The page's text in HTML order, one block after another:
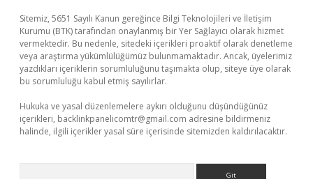
Sitemiz, 5651 Sayılı Kanun gereğince Bilgi Teknolojileri ve İletişim
Kurumu (BTK) tarafından onaylanmış bir Yer Sağlayıcı olarak hizmet
vermektedir. Bu nedenle, sitedeki içerikleri proaktif olarak denetleme
veya araştırma yükümlülüğümüz bulunmamaktadır. Ancak, üyelerimiz
yazdıkları içeriklerin sorumluluğunu taşımakta olup, siteye üye olarak
bu sorumluluğu kabul etmiş sayılırlar.
Hukuka ve yasal düzenlemelere aykırı olduğunu düşündüğünüz
içerikleri, backlinkpanelicomtr@gmail.com adresine bildirmeniz
halinde, ilgili içerikler yasal süre içerisinde sitemizden kaldırılacaktır.